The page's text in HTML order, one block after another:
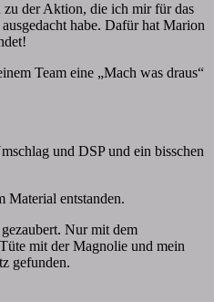
der Aktion, die ich mir für das
habe. Dafür hat Marion
Team eine „Mach was draus“
und DSP und ein bisschen
Material entstanden.
Nur mit dem
mit der Magnolie und mein
gefunden.